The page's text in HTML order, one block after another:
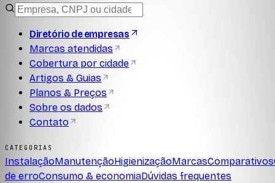
Diretório de empresas
Marcas atendidas
Cobertura por cidade
Artigos & Guias
Planos & Preços
Sobre os dados
Contato
CATEGORIAS
InstalaçãoManutençãoHigienizaçãoMarcasComparativos
de erroConsumo & economiaDúvidas frequentes